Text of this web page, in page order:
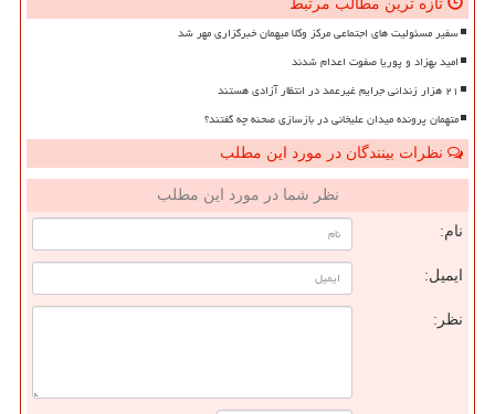
تازه ترین مطالب مرتبط
سفیر مسئولیت های اجتماعی مرکز وکلا میهمان خبرگزاری مهر شد
امید بهزاد و پوریا صفوت اعدام شدند
۲۱ هزار زندانی جرایم غیرعمد در انتظار آزادی هستند
متهمان پرونده میدان علیخانی در بازسازی صحنه چه گفتند؟
نظرات بینندگان در مورد این مطلب
نظر شما در مورد این مطلب
نام:
ایمیل:
نظر: